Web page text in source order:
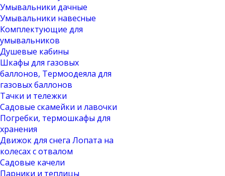
Умывальники дачные
Умывальники навесные
Комплектующие для
умывальников
Душевые кабины
Шкафы для газовых
баллонов, Термоодеяла для
газовых баллонов
Тачки и тележки
Садовые скамейки и лавочки
Погребки, термошкафы для
хранения
Движок для снега Лопата на
колесах с отвалом
Садовые качели
Парники и теплицы